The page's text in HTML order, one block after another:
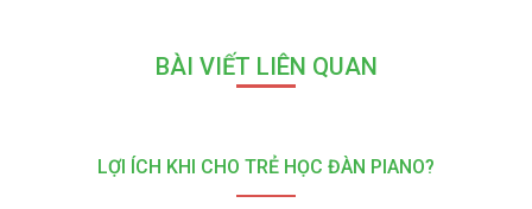
BÀI VIẾT LIÊN QUAN
LỢI ÍCH KHI CHO TRẺ HỌC ĐÀN PIANO?